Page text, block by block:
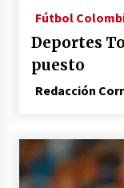
Fútbol
Deportes
puesto
Redacción